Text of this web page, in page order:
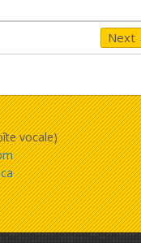
Next
vocale)